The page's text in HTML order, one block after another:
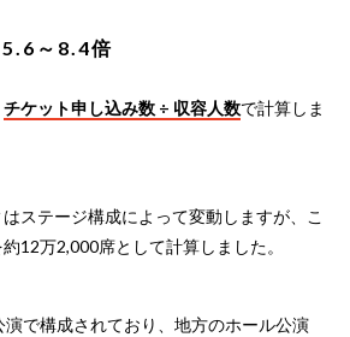
5.6～8.4倍
チケット申し込み数 ÷ 収容人数で計算しま
ステージ構成によって変動しますが、こ
12万2,000席として計算しました。
で構成されており、地方のホール公演